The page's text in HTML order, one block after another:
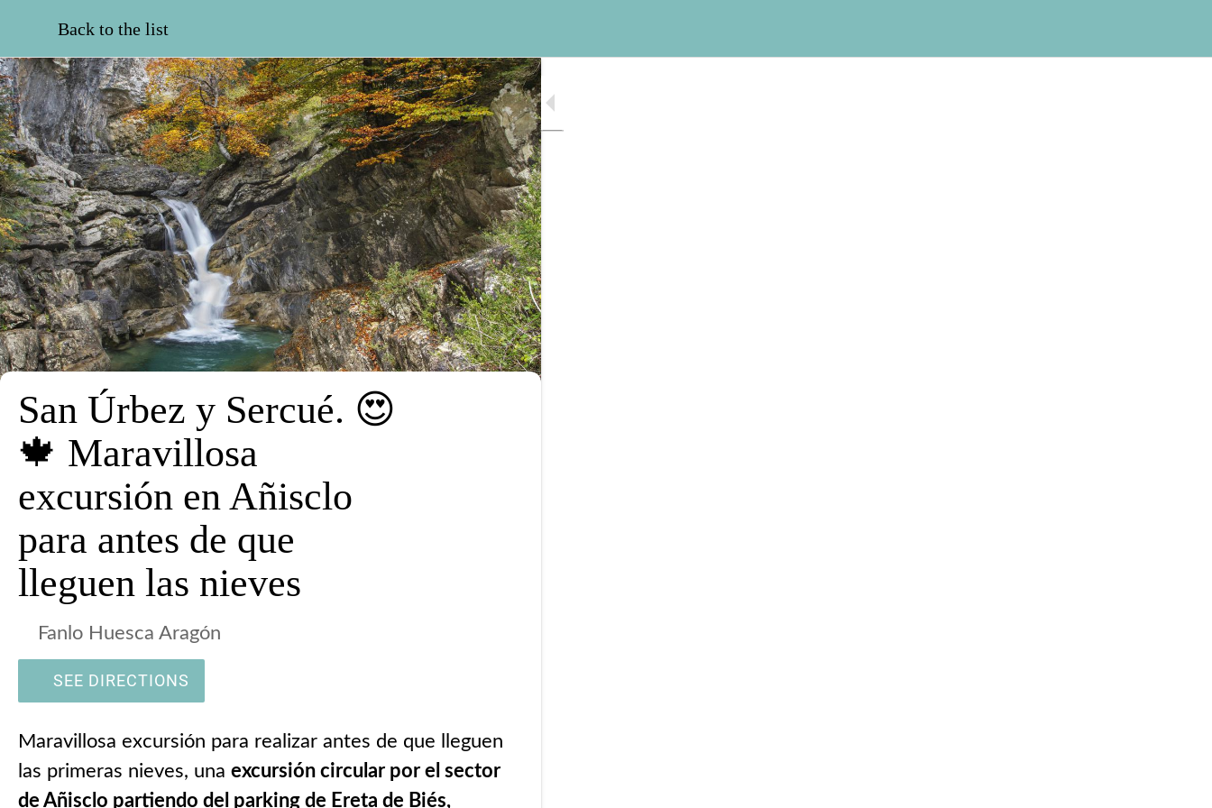
Back to the list
San Úrbez y Sercué. 😍
🍁 Maravillosa
excursión en Añisclo
para antes de que
lleguen las nieves
Fanlo Huesca Aragón
SEE DIRECTIONS
Maravillosa excursión para realizar antes de que lleguen
las primeras nieves, una excursión circular por el sector
de Añisclo partiendo del parking de Ereta de Biés,